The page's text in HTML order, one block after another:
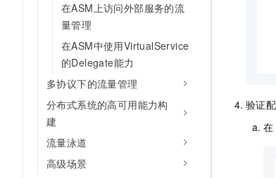
在ASM上访问外部服务的流
量管理
在ASM中使用VirtualService
的Delegate能力
多协议下的流量管理
分布式系统的高可用能力构
建
流量泳道
高级场景
验证
在